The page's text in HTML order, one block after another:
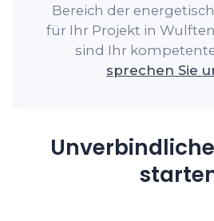
Bereich der
für Ihr Projekt in
sind Ihr
sprechen Sie